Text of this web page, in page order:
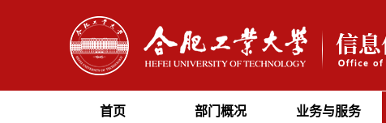
首页 部门概况 业务与服务